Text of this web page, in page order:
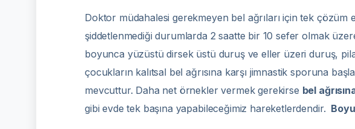
Doktor müdahalesi gerekmeyen bel ağrıları için tek çözüm
şiddetlenmediği durumlarda 2 saatte bir 10 sefer olmak
boyunca yüzüstü dirsek üstü duruş ve eller üzeri duruş,
çocukların kalıtsal bel ağrısına karşı jimnastik sporuna
mevcuttur. Daha net örnekler vermek gerekirse bel
gibi evde tek başına yapabileceğimiz hareketlerdendir.